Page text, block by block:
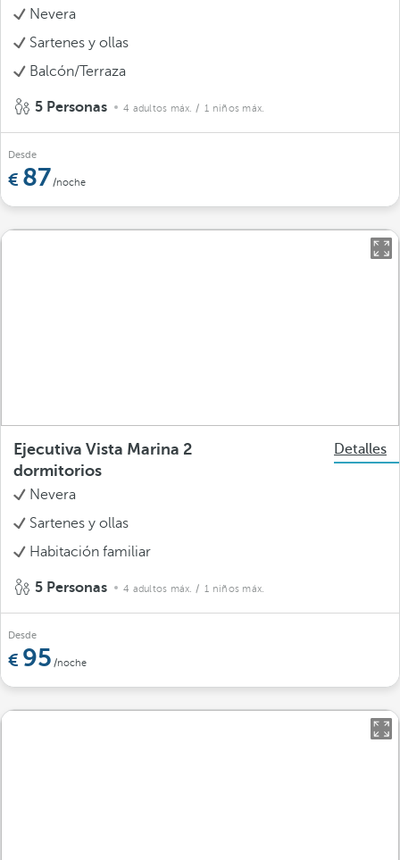
Nevera
Sartenes y ollas
Balcón/Terraza
5 Personas 4 adultos máx. / 1 niños máx.
Desde
87/noche
Ejecutiva Vista Marina 2
dormitorios
Detalles
Nevera
Sartenes y ollas
Habitación familiar
5 Personas 4 adultos máx. / 1 niños máx.
Desde
95 /noche